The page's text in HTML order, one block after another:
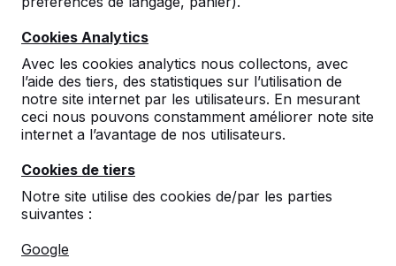
Cookies Analytics
Avec les cookies analytics nous collectons, avec
l’aide des tiers, des statistiques sur l’utilisation de
notre site internet par les utilisateurs. En mesurant
ceci nous pouvons constamment améliorer note site
internet a l’avantage de nos utilisateurs.
Cookies de tiers
Notre site utilise des cookies de/par les parties
suivantes :
Google
Lot de pions et son dé
30reviews
€ 10,00 hors TVA